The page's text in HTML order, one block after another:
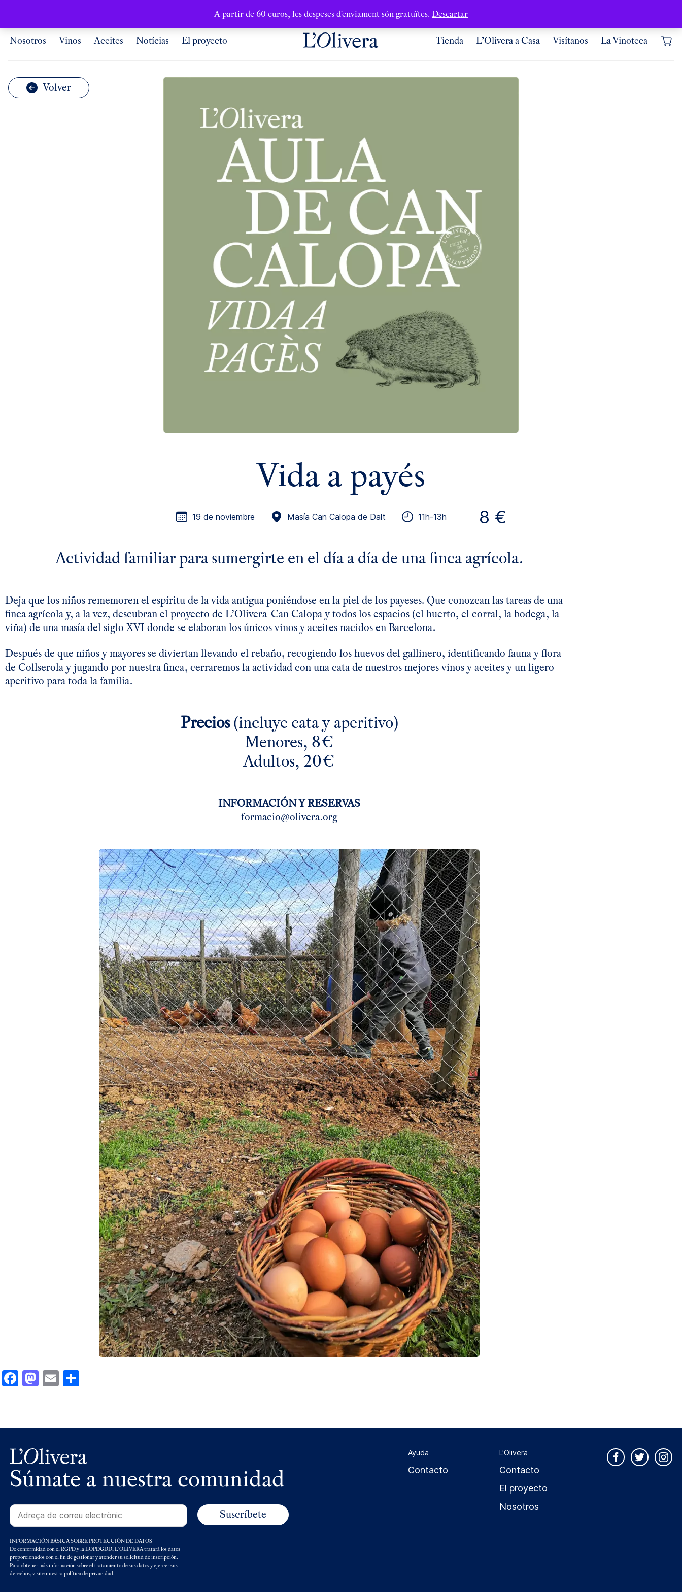
A partir de 60 euros, les despeses d'enviament són gratuïtes. Descartar
Nosotros Vinos Aceites Notícias El proyecto Tienda L’Olivera a Casa Visítanos La Vinoteca
Volver
Vida a payés
19 de noviembre Masía Can Calopa de Dalt 11h-13h 8 €
Actividad familiar para sumergirte en el día a día de una finca agrícola.
Deja que los niños rememoren el espíritu de la vida antigua poniéndose en la piel de los payeses. Que conozcan las tareas de una
finca agrícola y, a la vez, descubran el proyecto de L’Olivera-Can Calopa y todos los espacios (el huerto, el corral, la bodega, la
viña) de una masía del siglo XVI donde se elaboran los únicos vinos y aceites nacidos en Barcelona.
Después de que niños y mayores se diviertan llevando el rebaño, recogiendo los huevos del gallinero, identificando fauna y flora
de Collserola y jugando por nuestra finca, cerraremos la actividad con una cata de nuestros mejores vinos y aceites y un ligero
aperitivo para toda la família.
Precios(incluye cata y aperitivo)
Menores, 8€
Adultos, 20€
INFORMACIÓN Y RESERVAS
formacio@olivera.org
Facebook
Mastodon
Email
Súmate a nuestra comunidad
INFORMACIÓN BÁSICA SOBRE PROTECCIÓN DE DATOS
De conformidad con el RGPD y la LOPDGDD, L'OLIVERA tratará los datos
proporcionados con el fin de gestionar y atender su solicitud de inscripción.
Para obtener más información sobre el tratamiento de sus datos y ejercer sus
derechos, visite nuestra política de privacidad.
Ayuda
Contacto
L'Olivera
Contacto
El proyecto
Nosotros